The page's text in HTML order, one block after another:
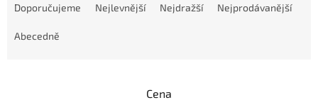
Doporučujeme Nejlevnější Nejdražší Nejprodávanější
Abecedně
Cena